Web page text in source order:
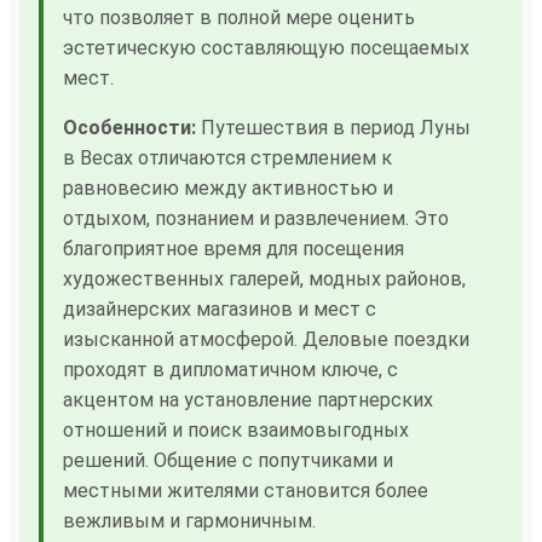
что позволяет в полной мере оценить
эстетическую составляющую посещаемых
мест.
Особенности: Путешествия в период Луны
в Весах отличаются стремлением к
равновесию между активностью и
отдыхом, познанием и развлечением. Это
благоприятное время для посещения
художественных галерей, модных районов,
дизайнерских магазинов и мест с
изысканной атмосферой. Деловые поездки
проходят в дипломатичном ключе, с
акцентом на установление партнерских
отношений и поиск взаимовыгодных
решений. Общение с попутчиками и
местными жителями становится более
вежливым и гармоничным.